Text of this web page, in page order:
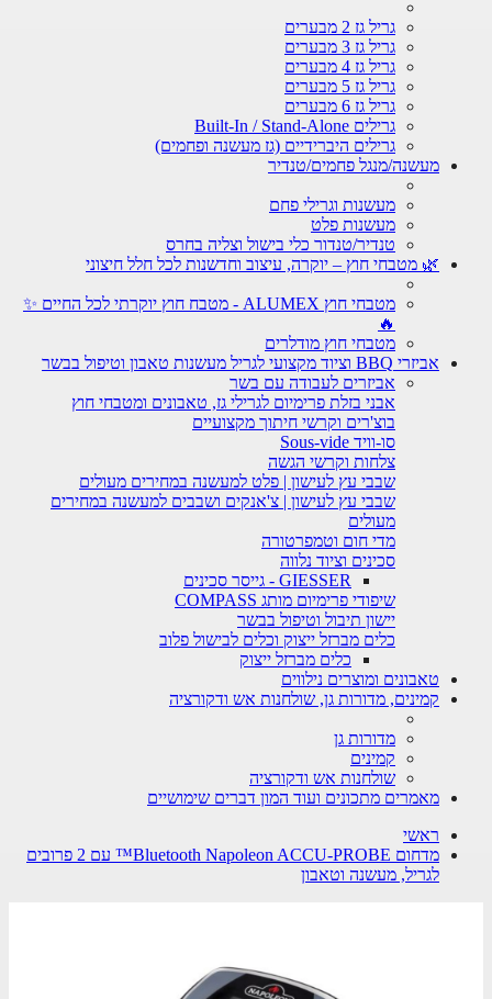
גריל גז 2 מבערים
גריל גז 3 מבערים
גריל גז 4 מבערים
גריל גז 5 מבערים
גריל גז 6 מבערים
גרילים Built-In / Stand-Alone
גרילים היברידיים (גז מעשנה ופחמים)
מעשנה/מנגל פחמים/טנדיר
מעשנות וגרילי פחם
מעשנות פלט
טנדיר/טנדור כלי בישול וצליה בחרס
🌿 מטבחי חוץ – יוקרה, עיצוב וחדשנות לכל חלל חיצוני
מטבחי חוץ ALUMEX - מטבח חוץ יוקרתי לכל החיים ✨
מטבחי חוץ מודלרים
אביזרי BBQ וציוד מקצועי לגריל מעשנות טאבון וטיפול בבשר
אביזרים לעבודה עם בשר
אבני בזלת פרימיום לגרילי גז, טאבונים ומטבחי חוץ
בוצ'רים וקרשי חיתוך מקצועיים
סו-וויד Sous-vide
צלחות וקרשי הגשה
שבבי עץ לעישון | פלט למעשנה במחירים מעולים
שבבי עץ לעישון | צ'אנקים ושבבים למעשנה במחירים
מעולים
מדי חום וטמפרטורה
סכינים וציוד נלווה
GIESSER - גייסר סכינים
שיפודי פרימיום מותג COMPASS
יישון תיבול וטיפול בבשר
כלים מברזל ייצוק וכלים לבישול פלוב
כלים מברזל ייצוק
טאבונים ומוצרים נילווים
קמינים, מדורות גן, שולחנות אש ודקורציה
מדורות גן
קמינים
שולחנות אש ודקורציה
מאמרים מתכונים ועוד המון דברים שימושיים
ראשי
מדחום Bluetooth Napoleon ACCU-PROBE™ עם 2 פרובים
לגריל, מעשנה וטאבון